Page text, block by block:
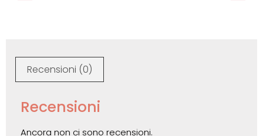
Recensioni (0)
Recensioni
Ancora non ci sono recensioni.